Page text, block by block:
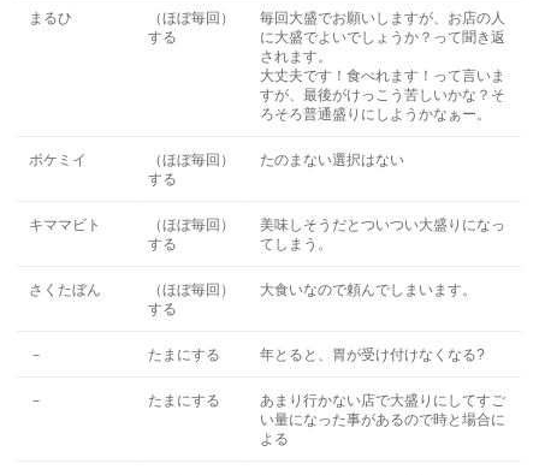
まるひ
（ほぼ毎回）
する
毎回大盛でお願いしますが、お店の人
に大盛でよいでしょうか？って聞き返
されます。
大丈夫です！食べれます！って言いま
すが、最後がけっこう苦しいかな？そ
ろそろ普通盛りにしようかなぁー。
ポケミイ
（ほぼ毎回）
する
たのまない選択はない
キママビト
（ほぼ毎回）
する
美味しそうだとついつい大盛りになっ
てしまう。
さくたぼん
（ほぼ毎回）
する
大食いなので頼んでしまいます。
－ たまにする 年とると、胃が受け付けなくなる?
－ たまにする
あまり行かない店で大盛りにしてすご
い量になった事があるので時と場合に
よる